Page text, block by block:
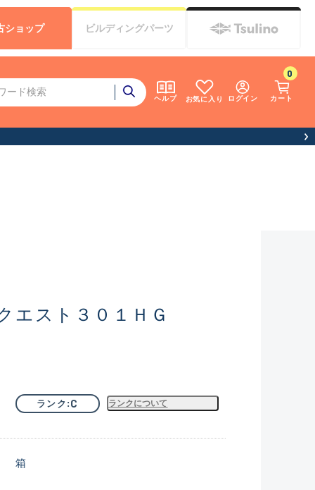
ヘルプ お気に入り ログイン カート
0
ショップ ビルディングパーツ
エスト３０１ＨＧ
ランク C ランクについて
箱